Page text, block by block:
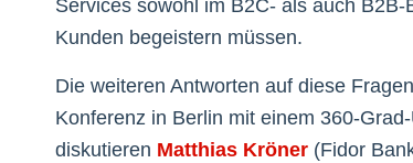
Services sowohl im B2C- als auch
Kunden begeistern müssen.
Die weiteren Antworten auf diese
Konferenz in Berlin mit einem 360-
diskutieren Matthias Kröner (Fidor